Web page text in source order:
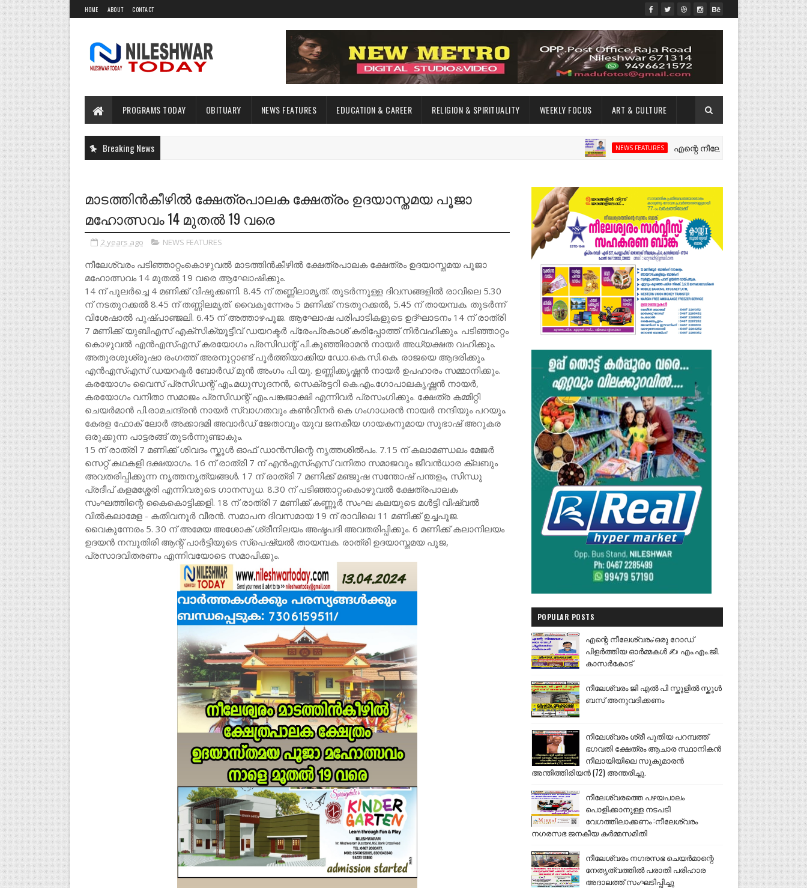
HOME ABOUT CONTACT
PROGRAMS TODAY OBITUARY NEWS FEATURES EDUCATION & CAREER RELIGION & SPIRITUALITY WEEKLY FOCUS ART & CULTURE
Breaking News NEWS FEATURES എന്റെ നീലേശ്വരം:ഒരു റോഡ്
മാടത്തിൻകീഴിൽ ക്ഷേത്രപാലക ക്ഷേത്രം ഉദയാസ്തമയ പൂജാ
മഹോത്സവം 14 മുതൽ 19 വരെ
2 years ago NEWS FEATURES
നീലേശ്വരം പടിഞ്ഞാറ്റംകൊഴുവൽ മാടത്തിൻകീഴിൽ ക്ഷേത്രപാലക ക്ഷേത്രം ഉദയാസ്തമയ പൂജാ
മഹോത്സവം 14 മുതൽ 19 വരെ ആഘോഷിക്കും.
14 ന് പുലർച്ചെ 4 മണിക്ക് വിഷുക്കണി. 8.45 ന് തണ്ണിലാമൃത്. തുടർന്നുള്ള ദിവസങ്ങളിൽ രാവിലെ 5.30
ന് നടതുറക്കൽ 8.45 ന് തണ്ണിലമൃത്. വൈകുന്നേരം 5 മണിക്ക് നടതുറക്കൽ, 5.45 ന് തായമ്പക. തുടർന്ന്
വിശേഷാൽ പുഷ്പാഞ്ജലി. 6.45 ന് അത്താഴപൂജ. ആഘോഷ പരിപാടികളുടെ ഉദ്ഘാടനം 14 ന് രാത്രി
7 മണിക്ക് യുബിഎസ് എക്സിക്യൂട്ടീവ് ഡയറക്ടർ പ്രേംപ്രകാശ് കരിപ്പോത്ത് നിർവഹിക്കും. പടിഞ്ഞാറ്റം
കൊഴുവൽ എൻഎസ്എസ് കരയോഗം പ്രസിഡന്റ് പി.കുഞ്ഞിരാമൻ നായർ അധ്യക്ഷത വഹിക്കും.
അതുരശുശ്രൂഷാ രംഗത്ത് അരനൂറ്റാണ്ട് പൂർത്തിയാക്കിയ ഡോ.കെ.സി.കെ. രാജയെ ആദരിക്കും.
എൻഎസ്എസ് ഡയറക്ടർ ബോർഡ് മുൻ അംഗം പി.യു. ഉണ്ണിക്കൃഷ്ണൻ നായർ ഉപഹാരം സമ്മാനിക്കും.
കരയോഗം വൈസ് പ്രസിഡന്റ് എം.മധുസൂദനൻ, സെക്രട്ടറി കെ.എം.ഗോപാലകൃഷ്ണൻ നായർ,
കരയോഗം വനിതാ സമാജം പ്രസിഡന്റ് എം.പങ്കജാക്ഷി എന്നിവർ പ്രസംഗിക്കും. ക്ഷേത്ര കമ്മിറ്റി
ചെയർമാൻ പി.രാമചന്ദ്രൻ നായർ സ്വാഗതവും കൺവീനർ കെ ഗംഗാധരൻ നായർ നന്ദിയും പറയും.
കേരള ഫോക് ലോർ അക്കാദമി അവാർഡ് ജേതാവും യുവ ജനകീയ ഗായകനുമായ സുഭാഷ് അറുകര
ഒരുക്കുന്ന പാട്ടരങ്ങ് തുടർന്നുണ്ടാകും.
15 ന് രാത്രി 7 മണിക്ക് ശിവദം സ്കൂൾ ഓഫ് ഡാൻസിന്റെ നൃത്തശിൽപം. 7.15 ന് കലാമണ്ഡലം മേജർ
സെറ്റ് കഥകളി ദക്ഷയാഗം. 16 ന് രാത്രി 7 ന് എൻഎസ്എസ് വനിതാ സമാജവും ജീവൻധാര ക്ലബും
അവതരിപ്പിക്കുന്ന നൃത്തനൃത്യങ്ങൾ. 17 ന് രാത്രി 7 മണിക്ക് മഞ്ജുഷ സന്തോഷ് പന്തളം, സിന്ധു
പ്രദീപ് കളമശ്ശേരി എന്നിവരുടെ ഗാനസുധ. 8.30 ന് പടിഞ്ഞാറ്റംകൊഴുവൽ ക്ഷേത്രപാലക
സംഘത്തിന്റെ കൈകൊട്ടിക്കളി. 18 ന് രാത്രി 7 മണിക്ക് കണ്ണൂർ സംഘ കലയുടെ മൾട്ടി വിഷ്വൽ
വിൽകലാമേള - കതിവനൂർ വീരൻ. സമാപന ദിവസമായ 19 ന്‌ രാവിലെ 11 മണിക്ക് ഉച്ചപൂജ.
വൈകുന്നേരം 5. 30 ന് അമേയ അശോക് ശ്രീനിലയം അഷ്ടപദി അവതരിപ്പിക്കും. 6 മണിക്ക് കലാനിലയം
ഉദയൻ നമ്പൂതിരി ആന്റ് പാർട്ടിയുടെ സ്പെഷ്യൽ തായമ്പക. രാത്രി ഉദയാസ്തമയ പൂജ,
പ്രസാദവിതരണം എന്നിവയോടെ സമാപിക്കും.
POPULAR POSTS
എന്റെ നീലേശ്വരം:ഒരു റോഡ്
പിളർത്തിയ ഓർമ്മകൾ ✍️ എം.എം.ജി.
കാസർകോട്
നീലേശ്വരം ജി എൽ പി സ്കൂളിൽ സ്കൂൾ
ബസ് അനുവദിക്കണം
നീലേശ്വരം ശ്രീ പുതിയ പറമ്പത്ത്
ഭഗവതി ക്ഷേത്രം ആചാര സ്ഥാനികൻ
നീലായിയിലെ സുകുമാരൻ
അന്തിത്തിരിയൻ (72) അന്തരിച്ചു.
നീലേശ്വരത്തെ പഴയപാലം
പൊളിക്കാനുള്ള നടപടി
വേഗത്തിലാക്കണം :നീലേശ്വരം
നഗരസഭ ജനകീയ കർമ്മസമിതി
നീലേശ്വരം നഗരസഭ ചെയർമാന്റെ
നേതൃത്വത്തിൽ പരാതി പരിഹാര
അദാലത്ത് സംഘടിപ്പിച്ചു